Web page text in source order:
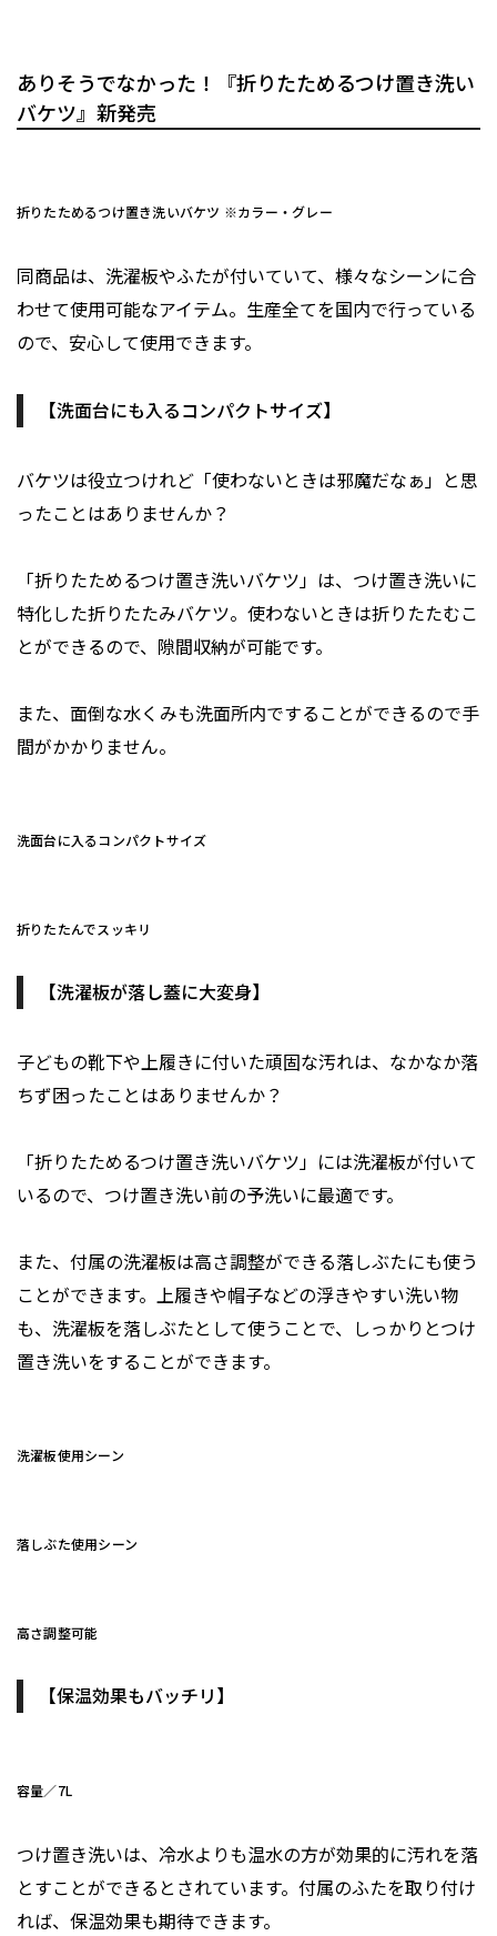
ありそうでなかった！『折りたためるつけ置き洗い
バケツ』新発売
折りたためるつけ置き洗いバケツ ※カラー・グレー
同商品は、洗濯板やふたが付いていて、様々なシーンに合
わせて使用可能なアイテム。生産全てを国内で行っている
ので、安心して使用できます。
【洗面台にも入るコンパクトサイズ】
バケツは役立つけれど「使わないときは邪魔だなぁ」と思
ったことはありませんか？
「折りたためるつけ置き洗いバケツ」は、つけ置き洗いに
特化した折りたたみバケツ。使わないときは折りたたむこ
とができるので、隙間収納が可能です。
また、面倒な水くみも洗面所内ですることができるので手
間がかかりません。
洗面台に入るコンパクトサイズ
折りたたんでスッキリ
【洗濯板が落し蓋に大変身】
子どもの靴下や上履きに付いた頑固な汚れは、なかなか落
ちず困ったことはありませんか？
「折りたためるつけ置き洗いバケツ」には洗濯板が付いて
いるので、つけ置き洗い前の予洗いに最適です。
また、付属の洗濯板は高さ調整ができる落しぶたにも使う
ことができます。上履きや帽子などの浮きやすい洗い物
も、洗濯板を落しぶたとして使うことで、しっかりとつけ
置き洗いをすることができます。
洗濯板使用シーン
落しぶた使用シーン
高さ調整可能
【保温効果もバッチリ】
容量／7L
つけ置き洗いは、冷水よりも温水の方が効果的に汚れを落
とすことができるとされています。付属のふたを取り付け
れば、保温効果も期待できます。